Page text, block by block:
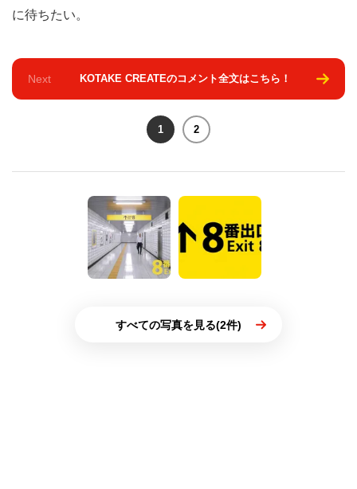
に待ちたい。
Next KOTAKE CREATEのコメント全文はこちら！
1 2
すべての写真を見る(2件)